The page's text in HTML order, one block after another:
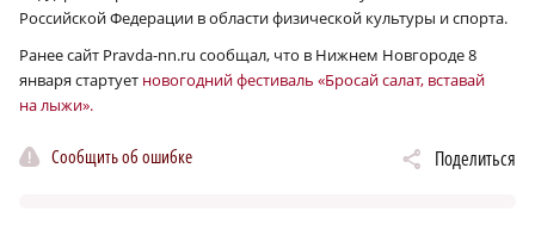
Российской Федерации в области физической культуры и спорта.
Ранее сайт Pravda-nn.ru cообщал, что в Нижнем Новгороде 8
января стартует новогодний фестиваль «Бросай салат, вставай
на лыжи».
Сообщить об ошибке Поделиться